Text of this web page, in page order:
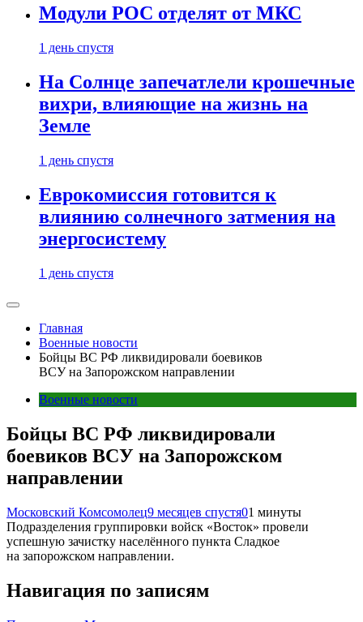
Модули РОС отделят от МКС
1 день спустя
На Солнце запечатлели крошечные
вихри, влияющие на жизнь на
Земле
1 день спустя
Еврокомиссия готовится к
влиянию солнечного затмения на
энергосистему
1 день спустя
Главная
Военные новости
Бойцы ВС РФ ликвидировали боевиков
ВСУ на Запорожском направлении
Военные новости
Бойцы ВС РФ ликвидировали
боевиков ВСУ на Запорожском
направлении
Московский Комсомолец9 месяцев спустя01 минуты
Подразделения группировки войск «Восток» провели
успешную зачистку населённого пункта Сладкое
на запорожском направлении.
Навигация по записям